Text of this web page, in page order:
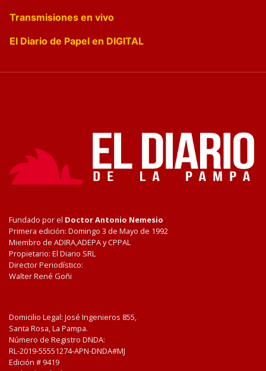
Transmisiones en vivo
El Diario de Papel en DIGITAL
Fundado por el Doctor Antonio Nemesio
Primera edición: Domingo 3 de Mayo de 1992
Miembro de ADIRA,ADEPA y CPPAL
Propietario: El Diario SRL
Director Periodístico:
Walter René Goñi
Domicilio Legal: José Ingenieros 855,
Santa Rosa, La Pampa.
Número de Registro DNDA:
RL-2019-55551274-APN-DNDA#MJ
Edición # 9419